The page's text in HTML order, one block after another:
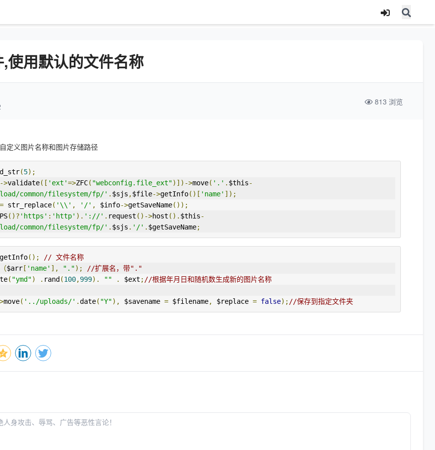
使用默认的文件名称
813 浏览
定义图片名称和图片存储路径
(5);
>validate([ 'ext'=>ZFC( "webconfig.file_ext")])->move( '.' . $this-
common/filesystem/fp/' . $sjs ,$file->getInfo()[ 'name' ]);
= str_replace( '\\' , '/' , $info->getSaveName());
()? 'https' : 'http' ). '://' . request ()->host (). $this-
common/filesystem/fp/' . $sjs . '/' . $getSaveName;
();
// 文件名称
$arr[ 'name' ], ".");
//扩展名，带"."
( "ymd") . rand (100,999). "" . $ext ; //根据年月日和随机数生成新的图片名称
move( '../uploads/' .date( "Y"), $savename = $filename, $replace = false); //保存到指定文件夹